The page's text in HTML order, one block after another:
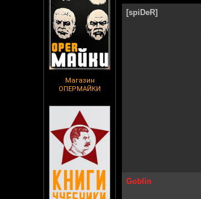
Магазин
ОПЕРМАЙКИ
[spiDeR]
Goblin